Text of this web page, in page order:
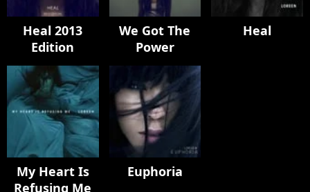
Heal 2013
Edition
We Got The
Power
Heal
My Heart Is
Refusing Me
Euphoria